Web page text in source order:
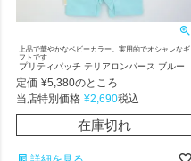
上品で華やかなベビーカラー。実用的でオシャレなギ
フトです
プリティパッチ テリアロンパース ブルー
定価 ¥5,380のところ
当店特別価格 ¥2,690税込
在庫切れ